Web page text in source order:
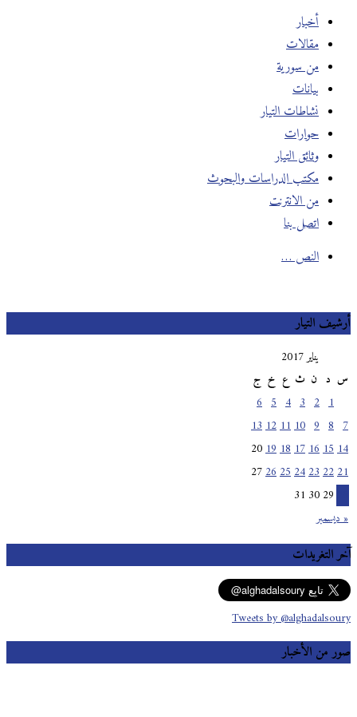
أخبار
مقالات
من سورية
بيانات
نشاطات التيار
حوارات
وثائق التيار
مكتب الدراسات والبحوث
من الانترنت
اتصل بنا
النص …
أرشيف التيار
يناير 2017
س
ث خ ج
« ديسمبر
10
11
12
13
14
15
16
17
18
19
20
21
22
23
24
25
26
27
29
30
31
آخر التغريدات
Tweets by @alghadalsoury
صور من الأخبار